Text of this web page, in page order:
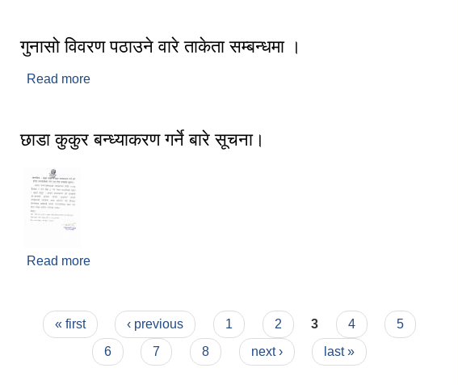
गुनासो विवरण पठाउने वारे ताकेता सम्बन्धमा ।
Read more
छाडा कुकुर बन्ध्याकरण गर्ने बारे सूचना।
Read more
Pages
« first ‹ previous 1 2 3 4
5
6
7 8 next › last »